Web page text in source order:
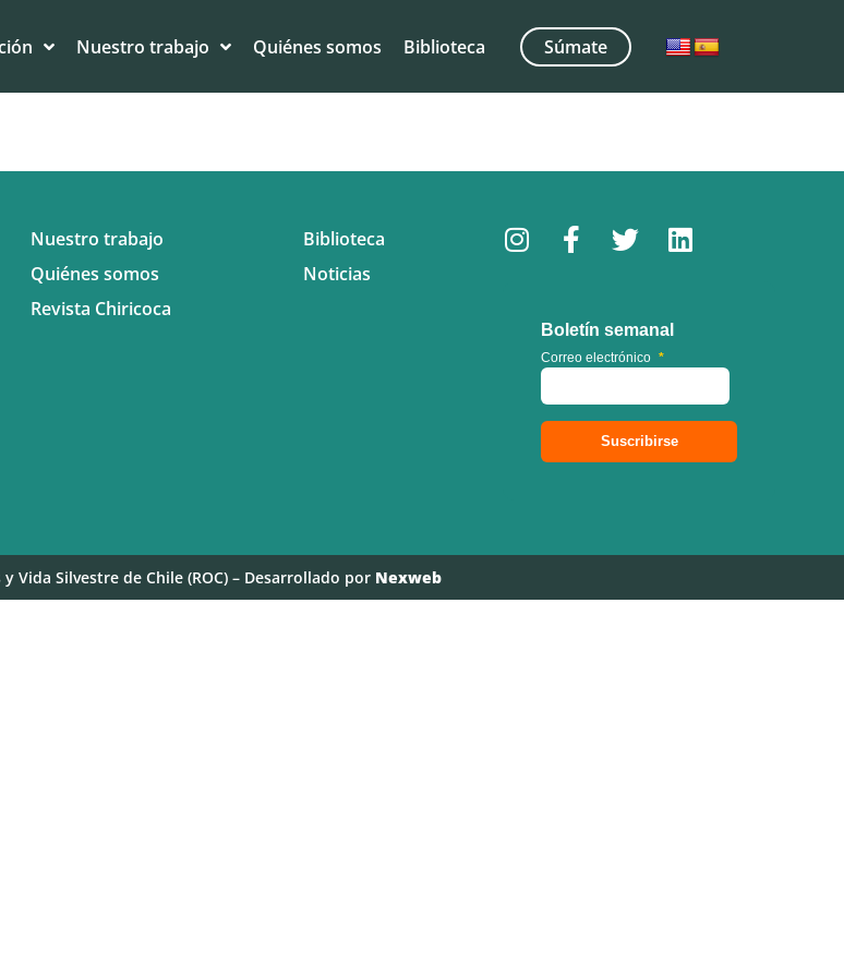
Nuestro trabajo Quiénes somos Biblioteca Súmate
Nuestro trabajo
Quiénes somos
Revista Chiricoca
Biblioteca
Noticias
Boletín semanal
Correo electrónico *
Vida Silvestre de Chile (ROC) – Desarrollado por Nexweb